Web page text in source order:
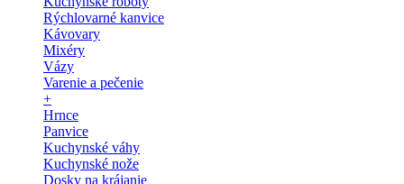
Rýchlovarné kanvice
Kávovary
Mixéry
Vázy
Varenie a pečenie
+
Hrnce
Panvice
Kuchynské váhy
Kuchynské nože
Dosky na krájanie